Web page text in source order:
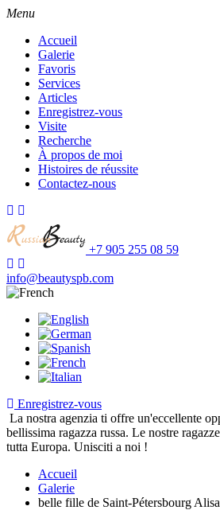
Menu
Accueil
Galerie
Favoris
Services
Articles
Enregistrez-vous
Visite
Recherche
À propos de moi
Histoires de réussite
Contactez-nous
+7 905 255 08 59
info@beautyspb.com
Enregistrez-vous
La nostra agenzia ti offre un'eccellente
bellissima ragazza russa. Le nostre
tutta Europa. Unisciti a noi !
Accueil
Galerie
belle fille de Saint-Pétersbourg Alisa